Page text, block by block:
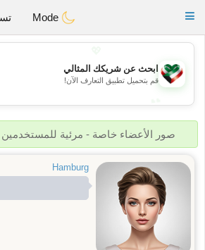
KuwaitChat
Toggle
💕
ابحث عن شريكك المثالي
قم بتحميل تطبيق التعارف الآن!
صور الأعضاء خاصة - مرئية
Hamburg